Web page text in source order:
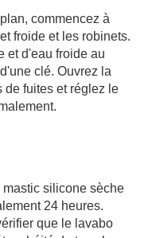
commencez à
froide et les robinets.
et d'eau froide au
clé. Ouvrez la
de fuites et réglez le
silicone sèche
24 heures.
que le lavabo